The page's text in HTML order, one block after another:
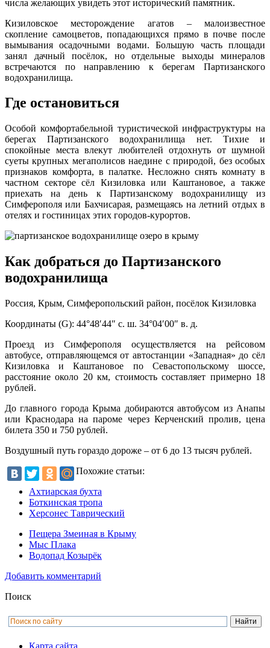
числа желающих увидеть этот исторический памятник.
Кизиловское месторождение агатов – малоизвестное
скопление самоцветов, попадающихся прямо в почве после
вымывания осадочными водами. Большую часть площади
занял дачный посёлок, но отдельные выходы минералов
встречаются по направлению к берегам Партизанского
водохранилища.
Где остановиться
Особой комфортабельной туристической инфраструктуры на
берегах Партизанского водохранилища нет. Тихие и
спокойные места влекут любителей отдохнуть от шумной
суеты крупных мегаполисов наедине с природой, без особых
признаков комфорта, в палатке. Несложно снять комнату в
частном секторе сёл Кизиловка или Каштановое, а также
приехать на день к Партизанскому водохранилищу из
Симферополя или Бахчисарая, размещаясь на летний отдых в
отелях и гостиницах этих городов-курортов.
Как добраться до Партизанского
водохранилища
Россия, Крым, Симферопольский район, посёлок Кизиловка
Координаты (G): 44°48′44″ с. ш. 34°04′00″ в. д.
Проезд из Симферополя осуществляется на рейсовом
автобусе, отправляющемся от автостанции «Западная» до сёл
Кизиловка и Каштановое по Севастопольскому шоссе,
расстояние около 20 км, стоимость составляет примерно 18
рублей.
До главного города Крыма добираются автобусом из Анапы
или Краснодара на пароме через Керченский пролив, цена
билета 350 и 750 рублей.
Воздушный путь гораздо дороже – от 6 до 13 тысяч рублей.
Похожие статьи:
Ахтиарская бухта
Боткинская тропа
Херсонес Таврический
Пещера Змеиная в Крыму
Мыс Плака
Водопад Козырёк
Добавить комментарий
Поиск